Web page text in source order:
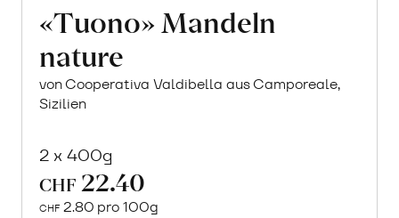
«Tuono» Mandeln
nature
von Cooperativa Valdibella aus Camporeale,
Sizilien
2 x 400g
CHF 22.40
CHF 2.80 pro 100g